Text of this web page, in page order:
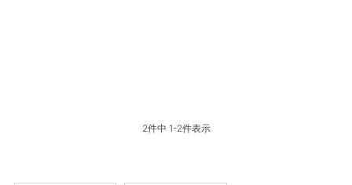
2件中 1-2件表示